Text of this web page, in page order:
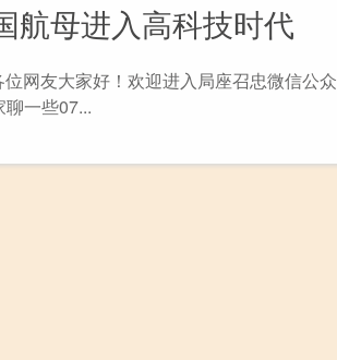
航母进入高科技时代
网友大家好！欢迎进入局座召忠微信公众
一些07...